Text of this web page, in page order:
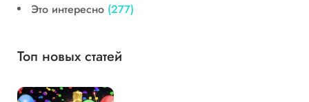
Это интересно (277)
Топ новых статей